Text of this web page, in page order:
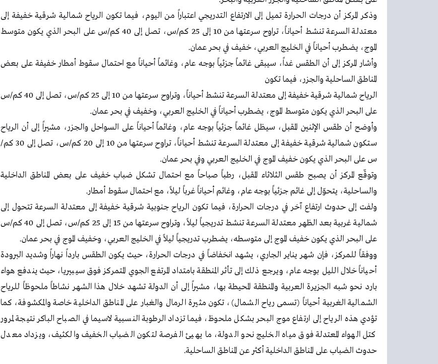
وذكر المركز أن درجات الحرارة تميل إلى الارتفاع التدريجي اعتباراً من اليوم، فيما تكون الرياح شمالية شرقية خفيفة إلى
معتدلة السرعة تنشط أحياناً، تراوح سرعتها من 10 إلى 25 كم/س، تصل إلى 40 كم/س على البحر الذي يكون متوسط
الموج، يضطرب أحياناً في الخليج العربي، خفيف في بحر عمان.
وأشار المركز إلى أن الطقس غداً، سيبقى غائماً جزئياً بوجه عام، وغائماً أحياناً مع احتمال سقوط أمطار خفيفة على بعض
المناطق الساحلية والجزر، فيما تكون
الرياح شمالية شرقية خفيفة إلى معتدلة السرعة تنشط أحياناً، وتراوح سرعتها من 10 إلى 25 كم/س، تصل إلى 40 كم/س
على البحر الذي يكون متوسط الموج، يضطرب أحياناً في الخليج العربي، وخفيف في بحر عمان.
وأوضح أن طقس الإثنين المقبل، سيظل غائماً جزئياً بوجه عام، وغائماً أحياناً على السواحل والجزر، مشيراً إلى أن الرياح
ستكون شمالية شرقية خفيفة إلى معتدلة السرعة تنشط أحياناً، تراوح سرعتها من 10 إلى 20 كم/س، تصل إلى 30 كم/
س على البحر الذي يكون خفيف الموج في الخليج العربي وفي بحر عمان.
وتوقّع المركز أن يصبح طقس الثلاثاء المقبل، رطباً صباحاً مع احتمال تشكل ضباب خفيف على بعض المناطق الداخلية
والساحلية، يتحوّل إلى غائم جزئياً بوجه عام، وغائم أحياناً غرباً ليلاً، مع احتمال سقوط أمطار.
ولفت إلى حدوث ارتفاع آخر في درجات الحرارة، فيما تكون الرياح جنوبية شرقية خفيفة إلى معتدلة السرعة تتحول إلى
شمالية غربية بعد الظهر معتدلة السرعة تنشط تدريجياً ليلاً، وتراوح سرعتها من 15 إلى 25 كم/س، تصل إلى 40 كم/س
على البحر الذي يكون خفيف الموج إلى متوسطه، يضطرب تدريجياً ليلاً في الخليج العربي، وخفيف الموج في بحر عمان.
ووفقاً للمركز، فإن شهر يناير الجاري، يشهد انخفاضاً في درجات الحرارة، حيث يكون الطقس بارداً نهاراً وشديد البرودة
أحياناً خلال الليل بوجه عام، ويرجع ذلك إلى تأثر المنطقة بامتداد المرتفع الجوي المتمركز فوق سيبيريا، حيث يندفع هواء
بارد نحو شبه الجزيرة العربية والمنطقة المحيطة بها، مشيراً إلى أن الدولة تشهد خلال هذا الشهر نشاطاً ملحوظاً للرياح
الشمالية الغربية أحياناً (تسمى رياح الشمال)، تكون مثيرة الرمال والغبار على المناطق الداخلية خاصة والمكشوفة، كما
تؤدي هذه الرياح إلى ارتفاع موج البحر بشكل ملحوظ، فيما تزداد الرطوبة النسبية لاسيما في الصباح الباكر نتيجة لمرور
كتل الهواء المعتدلة فوق مياه الخليج نحو الدولة، ما يهيئ الفرصة لتكون الضباب الخفيف والكثيف، ويزداد معدل
حدوث الضباب على المناطق الداخلية أكثر عن المناطق الساحلية.